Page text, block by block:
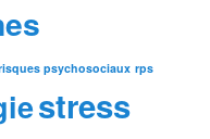
psychosociaux rps
stress